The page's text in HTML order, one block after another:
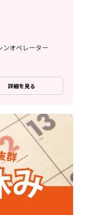
ンオペレーター
詳細を見る